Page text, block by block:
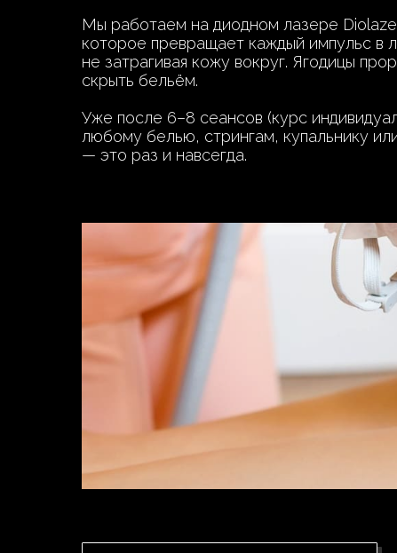
Мы работаем на диодном лазере
которое превращает каждый импульс в
не затрагивая кожу вокруг. Ягодицы
скрыть бельём.
Уже после 6–8 сеансов (курс
любому белью, стрингам, купальнику
— это раз и навсегда.